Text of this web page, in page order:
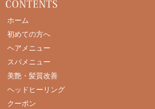
ホーム
初めての方へ
ヘアメニュー
スパメニュー
美艶・髪質改善
ヘッドヒーリング
クーポン